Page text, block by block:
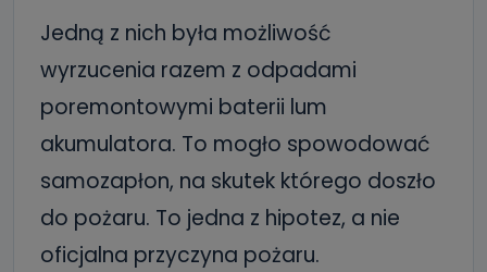
Jedną z nich była możliwość
wyrzucenia razem z odpadami
poremontowymi baterii lum
akumulatora. To mogło spowodować
samozapłon, na skutek którego doszło
do pożaru. To jedna z hipotez, a nie
oficjalna przyczyna pożaru.